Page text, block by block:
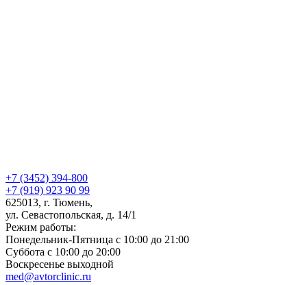
+7 (3452) 394-800
+7 (919) 923 90 99
625013, г. Тюмень,
ул. Севастопольская, д. 14/1
Режим работы:
Понедельник-Пятница с 10:00 до 21:00
Суббота с 10:00 до 20:00
Воскресенье выходной
med@avtorclinic.ru